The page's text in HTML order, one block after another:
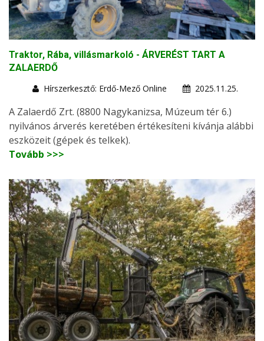
Traktor, Rába, villásmarkoló - ÁRVERÉST TART A
ZALAERDŐ
Hírszerkesztő: Erdő-Mező Online
2025.11.25.
A Zalaerdő Zrt. (8800 Nagykanizsa, Múzeum tér 6.)
nyilvános árverés keretében értékesíteni kívánja alábbi
eszközeit (gépek és telkek).
Tovább >>>